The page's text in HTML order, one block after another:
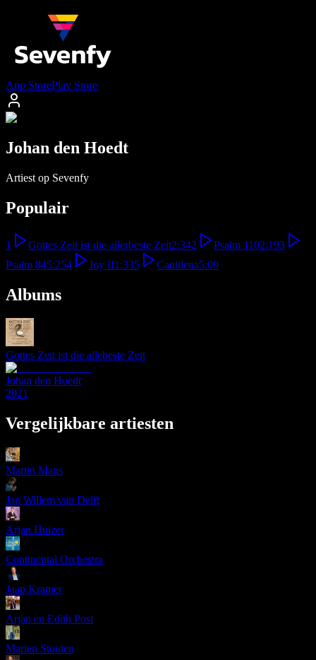
App StorePlay Store
Johan den Hoedt
Artiest op Sevenfy
Populair
1 Gottes Zeit ist die allerbeste Zeit2:342 Psalm 1102:193
Psalm 845:254 Joy II1:335 Cantilena5:09
Albums
Gottes Zeit ist die allebeste Zeit
Johan den Hoedt
2021
Vergelijkbare artiesten
Martin Mans
Jan Willem van Delft
Arjan Huizer
Continental Orchestra
Jaap Kramer
Arjan en Edith Post
Marien Stouten